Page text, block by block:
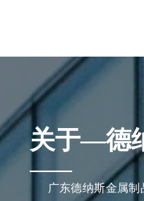
关于—德
——
广东德纳斯金属制品